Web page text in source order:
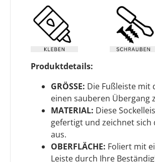
Produktdetails:
GRÖSSE: Die Fußleiste mit
einen sauberen Übergang
MATERIAL: Diese
gefertigt und zeichnet
aus.
OBERFLÄCHE: Foliert mit
Leiste durch Ihre